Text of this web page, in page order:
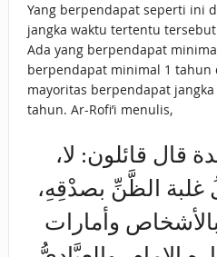
Yang berpendapat seperti ini
jangka waktu tertentu
Ada yang berpendapat
berpendapat minimal 1 tahun
mayoritas berpendapat
tahun. Ar-Rofi’i menulis,
قال قائلون: لا،
غلبة الظَّنِّ بصدْقِهِ،
وأمارات